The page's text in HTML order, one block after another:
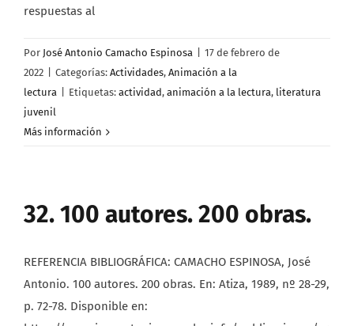
respuestas al
Por José Antonio Camacho Espinosa
17 de febrero de
2022
Categorías: Actividades, Animación a la
lectura
Etiquetas: actividad, animación a la lectura, literatura
juvenil
Más información
32. 100 autores. 200 obras.
REFERENCIA BIBLIOGRÁFICA: CAMACHO ESPINOSA, José
Antonio. 100 autores. 200 obras. En: Atiza, 1989, nº 28-29,
p. 72-78. Disponible en: